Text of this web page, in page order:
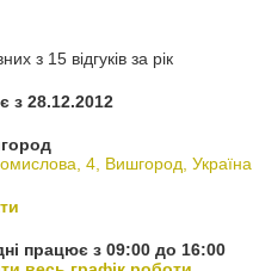
з 15 відгуків за рік
з 28.12.2012
4, Вишгород, Україна
працює з 09:00 до 16:00